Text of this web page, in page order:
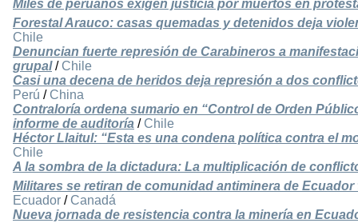
Miles de peruanos exigen justicia por muertos en
Forestal Arauco: casas quemadas y detenidos deja
Chile
Denuncian fuerte represión de Carabineros a
grupal/ Chile
Casi una decena de heridos deja represión a dos
Perú / China
Contraloría ordena sumario en “Control de Orden
informe de auditoría / Chile
Héctor Llaitul: “Esta es una condena política contra el
Chile
A la sombra de la dictadura: La multiplicación de
Militares se retiran de comunidad antiminera de
Ecuador / Canadá
Nueva jornada de resistencia contra la minería en